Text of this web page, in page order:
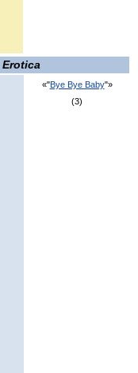
Erotica
«"Bye Bye Baby"»
(3)